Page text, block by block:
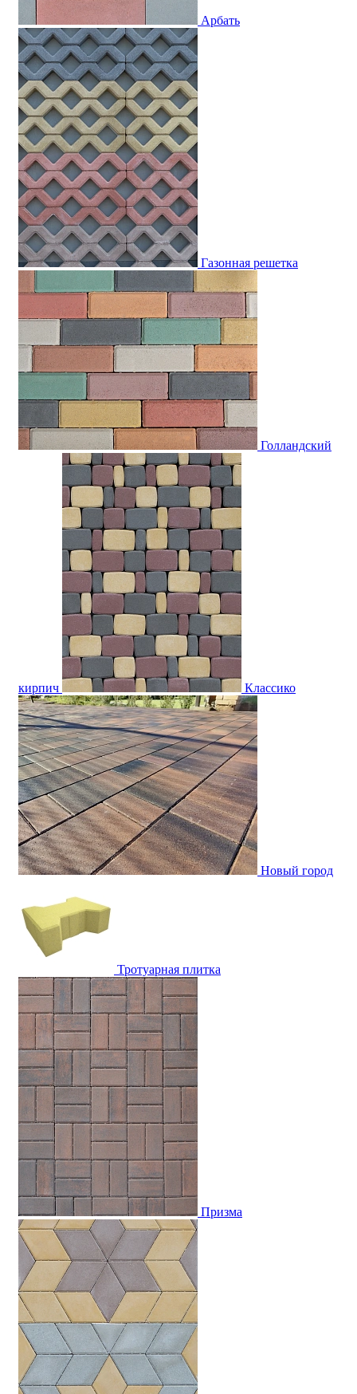
Арбать
Газонная решетка
Голландский
кирпич Классико
Новый город
Тротуарная плитка
Призма